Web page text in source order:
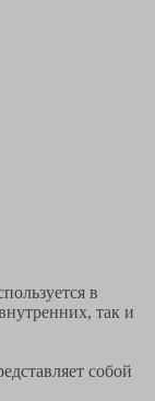
в
так и
собой